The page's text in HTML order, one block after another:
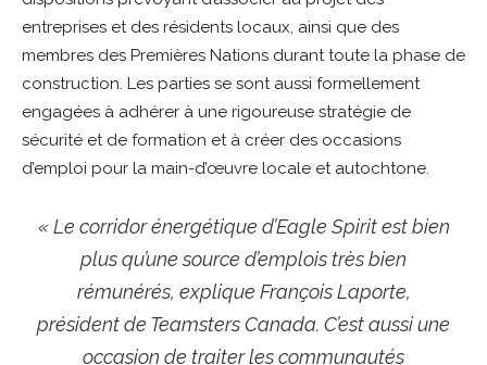
entreprises et des résidents locaux, ainsi que des
membres des Premières Nations durant toute la phase de
construction. Les parties se sont aussi formellement
engagées à adhérer à une rigoureuse stratégie de
sécurité et de formation et à créer des occasions
d’emploi pour la main-d’œuvre locale et autochtone.
« Le corridor énergétique d’Eagle Spirit est bien
plus qu’une source d’emplois très bien
rémunérés, explique François Laporte,
président de Teamsters Canada. C’est aussi une
occasion de traiter les communautés